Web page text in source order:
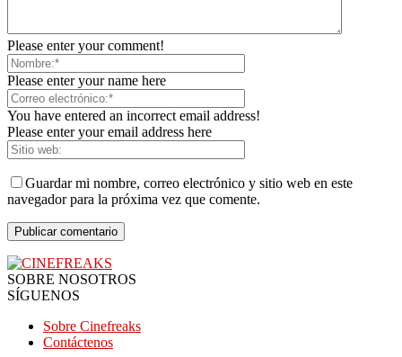
Please enter your comment!
Please enter your name here
You have entered an incorrect email address!
Please enter your email address here
Guardar mi nombre, correo electrónico y sitio web en este
navegador para la próxima vez que comente.
SOBRE NOSOTROS
SÍGUENOS
Sobre Cinefreaks
Contáctenos